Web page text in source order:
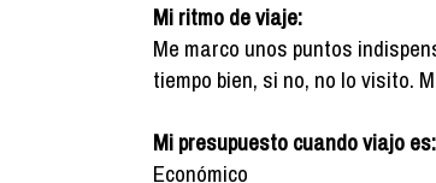
Mi ritmo de viaje:
Me marco unos puntos
tiempo bien, si no, no lo visito.
Mi presupuesto cuando viajo es:
Económico